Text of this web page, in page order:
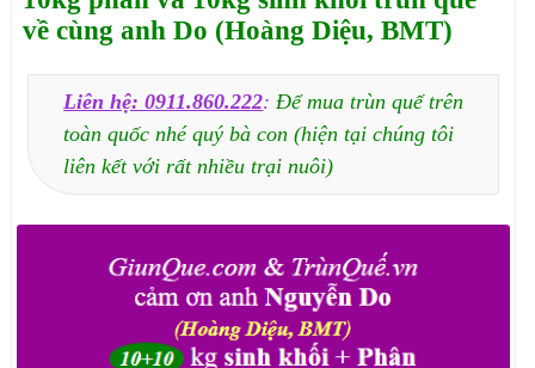
về cùng anh Do (Hoàng Diệu, BMT)
Liên hệ: 0911.860.222:Để mua trùn quế trên
toàn quốc nhé quý bà con (hiện tại chúng tôi
liên kết với rất nhiều trại nuôi)